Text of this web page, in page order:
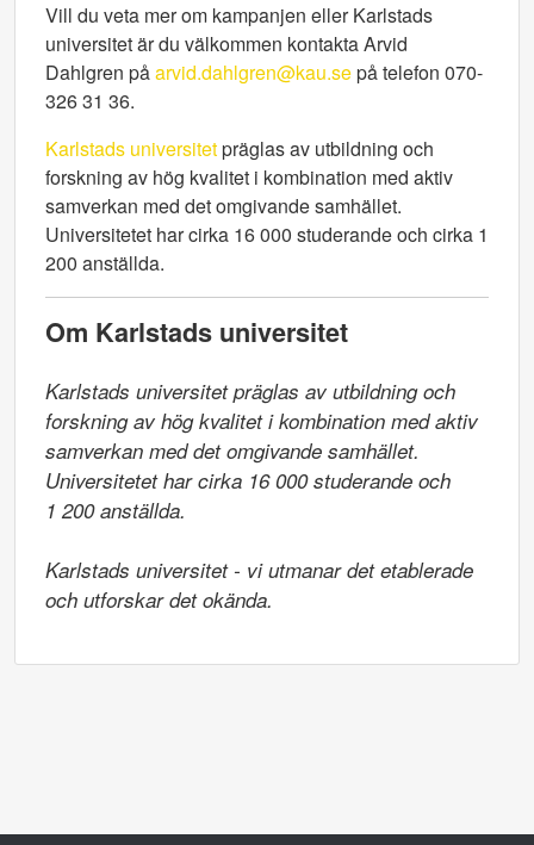
Vill du veta mer om kampanjen eller Karlstads
universitet är du välkommen kontakta Arvid
Dahlgren påarvid.dahlgren@kau.sepå telefon 070-
326 31 36.
Karlstads universitetpräglas av utbildning och
forskning av hög kvalitet i kombination med aktiv
samverkan med det omgivande samhället.
Universitetet har cirka 16 000 studerande och cirka 1
200 anställda.
Om Karlstads universitet
Karlstads universitet präglas av utbildning och
forskning av hög kvalitet i kombination med aktiv
samverkan med det omgivande samhället.
Universitetet har cirka 16 000 studerande och
1 200 anställda.
Karlstads universitet - vi utmanar det etablerade
och utforskar det okända.